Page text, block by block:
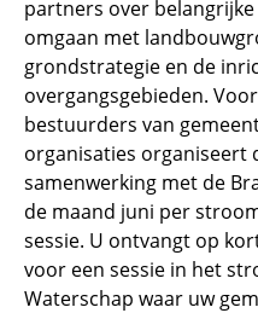
partners over
omgaan met
grondstrategie en de
overgangsgebieden.
bestuurders van
organisaties organiseert
samenwerking met de
de maand juni per
sessie. U ontvangt op
voor een sessie in het
Waterschap waar uw